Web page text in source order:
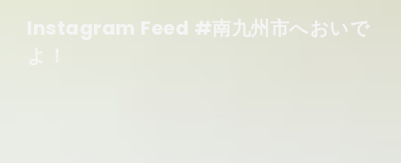
Instagram Feed #南九州市へおいで
よ！